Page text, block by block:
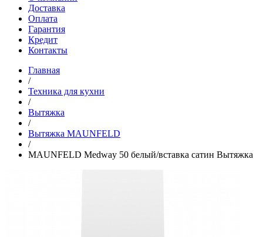
Доставка
Оплата
Гарантия
Кредит
Контакты
Главная
/
Техника для кухни
/
Вытяжка
/
Вытяжка MAUNFELD
/
MAUNFELD Medway 50 белый/вставка сатин Вытяжка